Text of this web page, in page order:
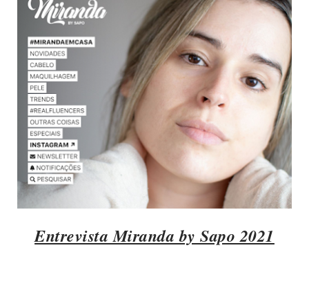
Entrevista Miranda by Sapo 2021